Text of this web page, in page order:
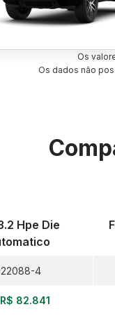
Os
Os dados não
Hpe Die
4
R$ 82.841